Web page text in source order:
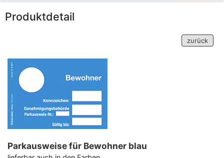
Produktdetail
zurück
Parkausweise für Bewohner blau